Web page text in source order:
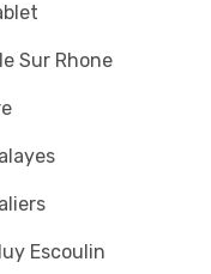
Sur Rhone
Escoulin